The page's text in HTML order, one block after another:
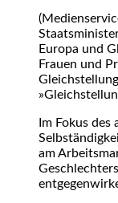
Europa und
Frauen und
Im Fokus
am